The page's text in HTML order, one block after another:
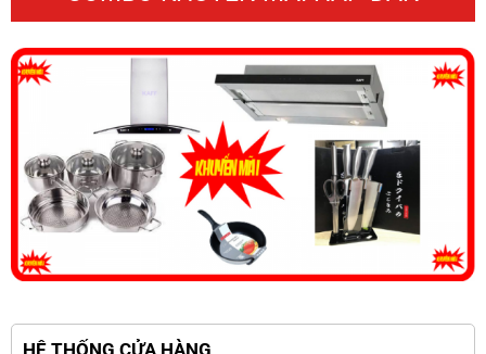
HỆ THỐNG CỬA HÀNG